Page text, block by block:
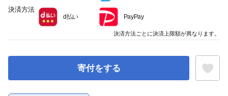
寄付をする
決済方法
d払い PayPay
決済方法ごとに決済上限額が異なります。